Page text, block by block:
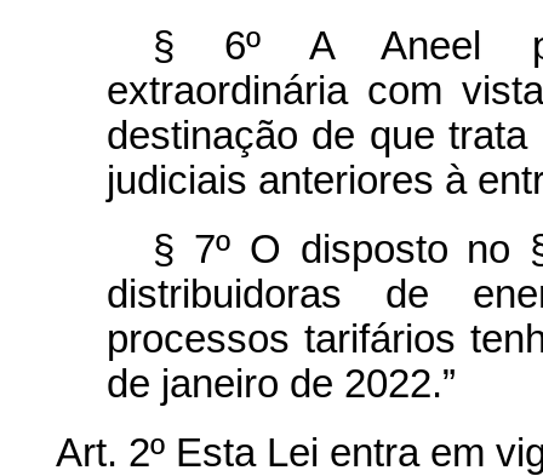
§ 6º A Aneel
extraordinária com
destinação de que
judiciais anteriores à
§ 7º O disposto no
distribuidoras de
processos tarifários
de janeiro de 2022.”
Art. 2º Esta Lei entra em